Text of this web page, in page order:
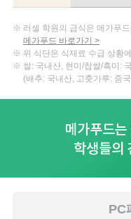
러셀 학원의 급식은 메가푸
메가푸드 바로가기 >
위 식단은 식재료 수급 상황
쌀: 국내산, 현미/찹쌀/흑미:
(배추: 국내산, 고춧가루: 중
PC